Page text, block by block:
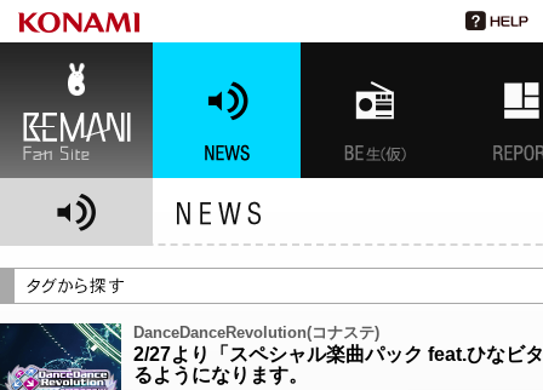
DanceDanceRevolution(コナステ)
2/27より「スペシャル楽曲パック feat.ひなビ
るようになります。